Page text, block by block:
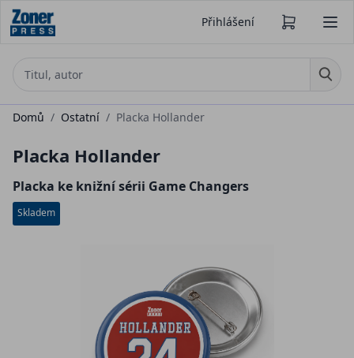
Přihlášení
Domů / Ostatní / Placka Hollander
Placka Hollander
Placka ke knižní sérii Game Changers
Skladem